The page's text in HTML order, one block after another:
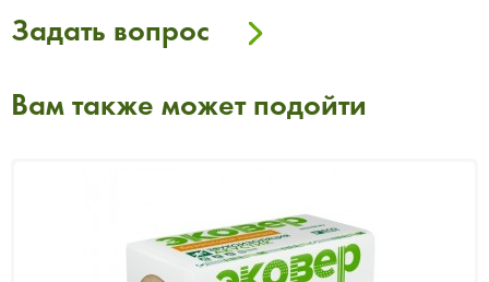
Задать вопрос
Вам также может подойти